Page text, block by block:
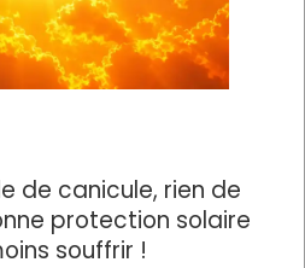
de canicule, rien de
protection solaire
souffrir !